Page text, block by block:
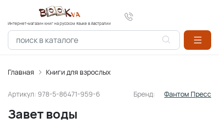
Интернет-магазин книг на русском языке в Австралии
Главная Книги для взрослых
Артикул: 978-5-86471-959-6 Бренд: Фантом Пресс
Завет воды